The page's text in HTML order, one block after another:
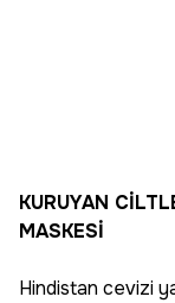
KURUYAN
MASKESİ
Hindistan cevizi